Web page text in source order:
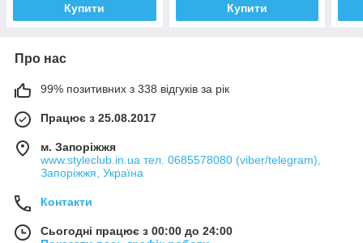
Купити Купити
Про нас
99% позитивних з 338 відгуків за рік
Працює з 25.08.2017
м. Запоріжжя
www.styleclub.in.ua тел. 0685578080 (viber/telegram),
Запоріжжя, Україна
Контакти
Сьогодні працює з 00:00 до 24:00